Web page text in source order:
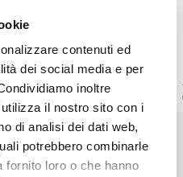
contenuti ed
dei social media e per
inoltre
il nostro sito con i
di analisi dei dati web,
potrebbero combinarle
fornito loro o che hanno
ELIZABETH
NORBERG-SCHULZ,
WOLFGANG
HOLZMAIR, SAN
FRANCISCO
SYMPHONY
CHORUS
Brahms: Ein
deutsches Requiem
Digitale